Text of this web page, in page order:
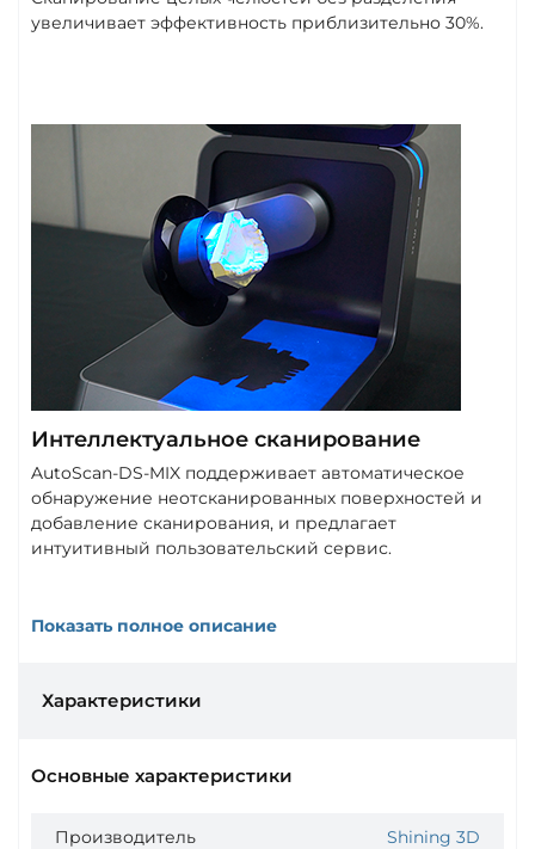
увеличивает эффективность приблизительно 30%.
Интеллектуальное сканирование
AutoScan-DS-MIX поддерживает автоматическое
обнаружение неотсканированных поверхностей и
добавление сканирования, и предлагает
интуитивный пользовательский сервис.
Показать полное описание
Характеристики
Основные характеристики
Производитель Shining 3D